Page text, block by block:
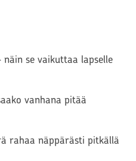
se vaikuttaa lapselle
vanhana pitää
rahaa näppärästi pitkällä